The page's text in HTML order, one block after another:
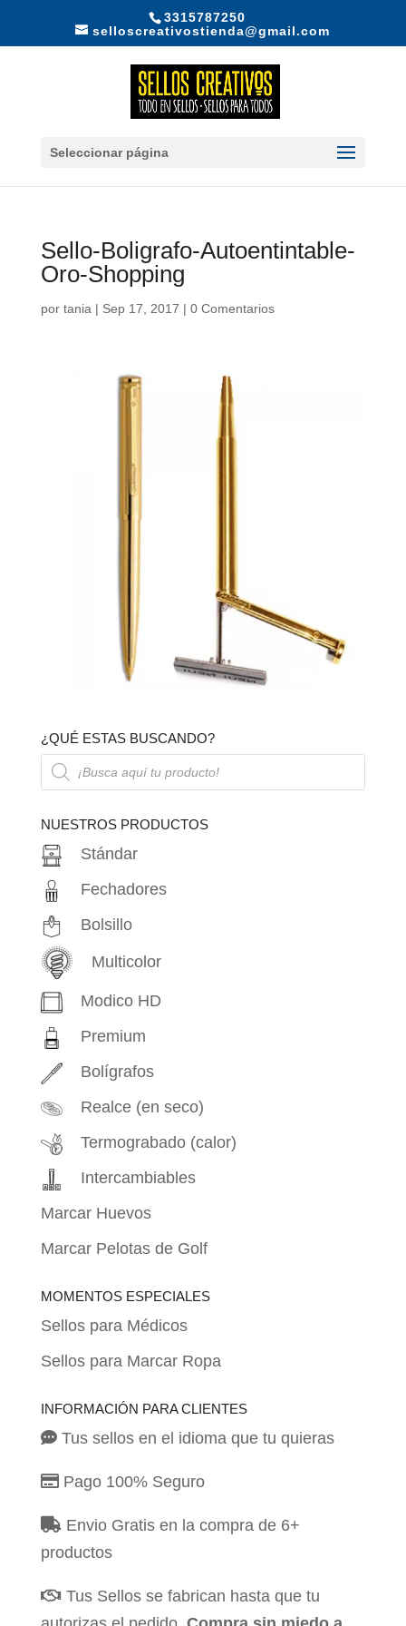
3315787250
selloscreativostienda@gmail.com
Seleccionar página
Sello-Boligrafo-Autoentintable-
Oro-Shopping
por tania | Sep 17, 2017 | 0 Comentarios
¿QUÉ ESTAS BUSCANDO?
Búsqueda
de
productos
NUESTROS PRODUCTOS
Stándar
Fechadores
Bolsillo
Multicolor
Modico HD
Premium
Bolígrafos
Realce (en seco)
Termograbado (calor)
Intercambiables
Marcar Huevos
Marcar Pelotas de Golf
MOMENTOS ESPECIALES
Sellos para Médicos
Sellos para Marcar Ropa
INFORMACIÓN PARA CLIENTES
Tus sellos en el idioma que tu quieras
Pago 100% Seguro
Envio Gratis en la compra de 6+
productos
Tus Sellos se fabrican hasta que tu